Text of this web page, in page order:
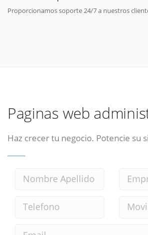
Proporcionamos soporte 24/7 a nuestros
Paginas web
Haz crecer tu negocio. Potencie su